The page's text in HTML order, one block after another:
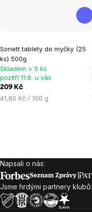
Sonett tablety do myčky (25
ks) 500g
hodnocení
produktu
je
5,0
z
Skladem > 5 ks
pozítří 11.8. u vás
209 Kč
Měrná
41,80 Kč / 100 g
Zápatí
Napsali o nás:
Jsme hrdými partnery klubů: